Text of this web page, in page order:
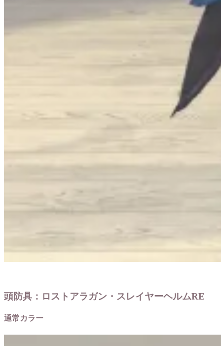
頭防具：ロストアラガン・スレイヤーヘルムRE
通常カラー